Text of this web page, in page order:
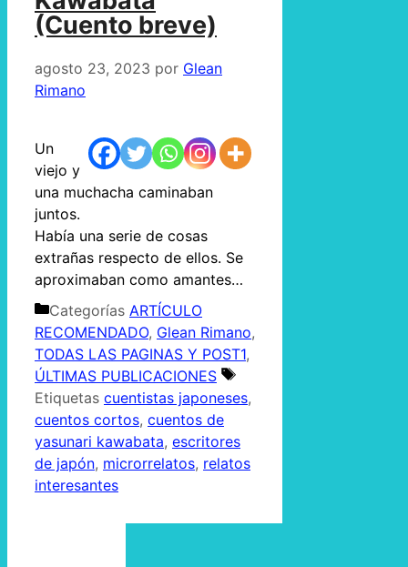
(Cuento breve)
agosto 23, 2023 por Glean
Rimano
Un
viejo y
una muchacha caminaban
juntos.
Había una serie de cosas
extrañas respecto de ellos. Se
aproximaban como amantes…
Categorías ARTÍCULO
RECOMENDADO, Glean Rimano,
TODAS LAS PAGINAS Y POST1,
ÚLTIMAS PUBLICACIONES
Etiquetas cuentistas japoneses,
cuentos cortos, cuentos de
yasunari kawabata, escritores
de japón, microrrelatos, relatos
interesantes